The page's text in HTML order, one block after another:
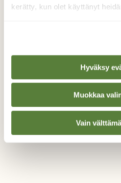
kerätty, kun olet käyttänyt
Hyväksy
Muokkaa
Vain
Mänty on hyvä
vielä pesässä, mutta
liikkuvat jo
Valokuvaaja: Reijo